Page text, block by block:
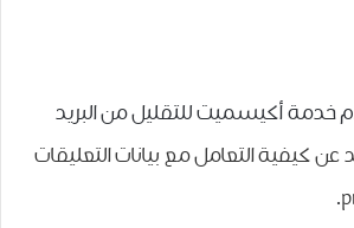
خدمة أكيسميت للتقليل من البريد
عن كيفية التعامل مع بيانات التعليقات
.